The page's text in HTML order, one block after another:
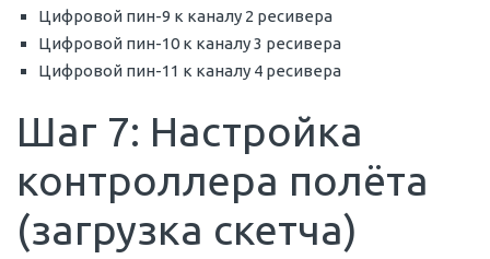
Цифровой пин-9 к каналу 2 ресивера
Цифровой пин-10 к каналу 3 ресивера
Цифровой пин-11 к каналу 4 ресивера
Шаг 7: Настройка
контроллера полёта
(загрузка скетча)